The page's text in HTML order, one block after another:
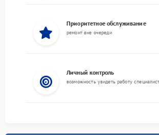
Приоритетное обслуживание
ремонт вне очереди
Личный контроль
возможность увидеть работу